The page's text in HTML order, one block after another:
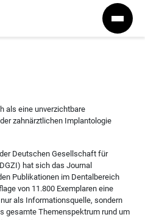
als eine unverzichtbare
zahnärztlichen Implantologie
Deutschen Gesellschaft für
hat sich das Journal
Publikationen im Dentalbereich
von 11.800 Exemplaren eine
als Informationsquelle, sondern
gesamte Themenspektrum rund um